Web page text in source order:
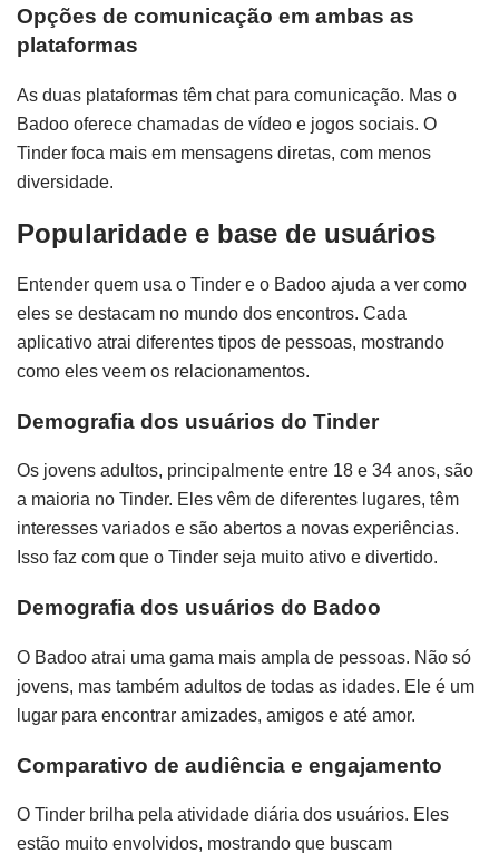
Opções de comunicação em ambas as
plataformas
As duas plataformas têm chat para comunicação. Mas o
Badoo oferece chamadas de vídeo e jogos sociais. O
Tinder foca mais em mensagens diretas, com menos
diversidade.
Popularidade e base de usuários
Entender quem usa o Tinder e o Badoo ajuda a ver como
eles se destacam no mundo dos encontros. Cada
aplicativo atrai diferentes tipos de pessoas, mostrando
como eles veem os relacionamentos.
Demografia dos usuários do Tinder
Os jovens adultos, principalmente entre 18 e 34 anos, são
a maioria no Tinder. Eles vêm de diferentes lugares, têm
interesses variados e são abertos a novas experiências.
Isso faz com que o Tinder seja muito ativo e divertido.
Demografia dos usuários do Badoo
O Badoo atrai uma gama mais ampla de pessoas. Não só
jovens, mas também adultos de todas as idades. Ele é um
lugar para encontrar amizades, amigos e até amor.
Comparativo de audiência e engajamento
O Tinder brilha pela atividade diária dos usuários. Eles
estão muito envolvidos, mostrando que buscam